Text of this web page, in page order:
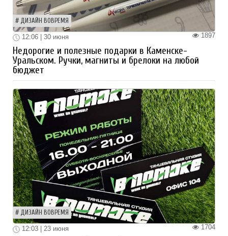
ДИЗАЙН ВОВРЕМЯ
1897
12:06 | 30 июня
Недорогие и полезные подарки в Каменске-
Уральском. Ручки, магниты и брелоки на любой
бюджет
ДИЗАЙН ВОВРЕМЯ
1704
12:03 | 23 июня